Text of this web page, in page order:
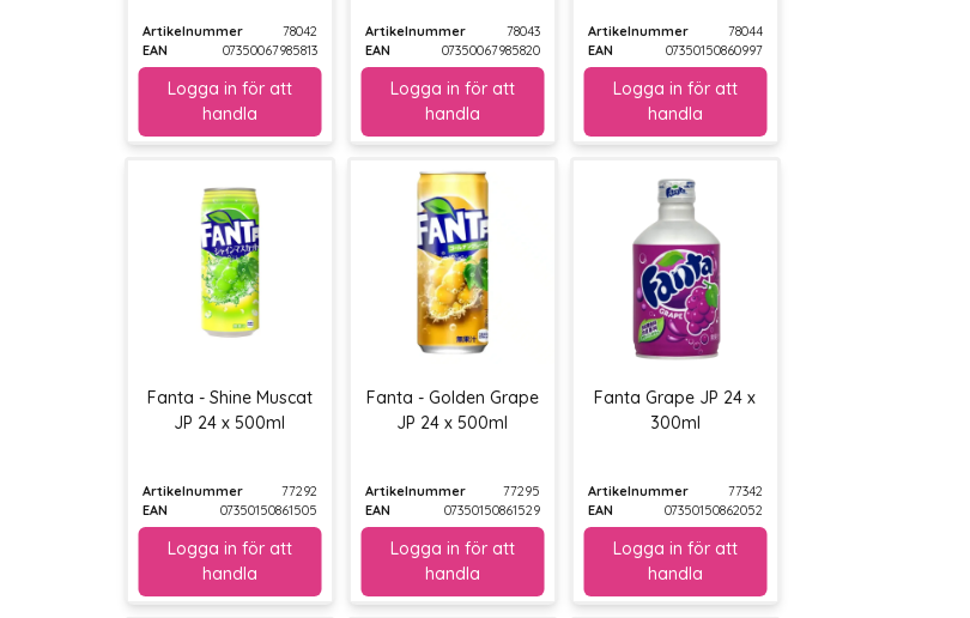
Artikelnummer
78042
EAN
07350067985813
Artikelnummer
78043
EAN
07350067985820
Artikelnummer
78044
EAN
07350150860997
Fanta - Shine Muscat
JP 24 x 500ml
Artikelnummer
77292
EAN
07350150861505
Fanta - Golden Grape
JP 24 x 500ml
Artikelnummer
77295
EAN
07350150861529
Fanta Grape JP 24 x
300ml
Artikelnummer
77342
EAN
07350150862052